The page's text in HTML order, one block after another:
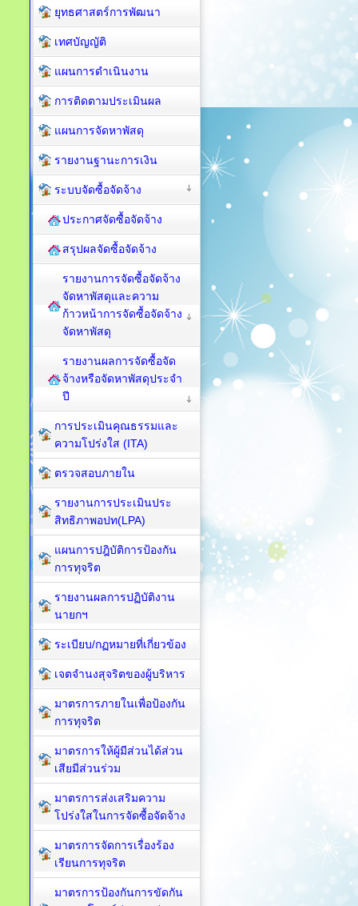
ยุทธศาสตร์การพัฒนา
เทศบัญญัติ
แผนการดำเนินงาน
การติดตามประเมินผล
แผนการจัดหาพัสดุ
รายงานฐานะการเงิน
ระบบจัดซื้อจัดจ้าง
ประกาศจัดซื้อจัดจ้าง
สรุปผลจัดซื้อจัดจ้าง
รายงานการจัดซื้อจัดจ้าง
จัดหาพัสดุและความ
ก้าวหน้าการจัดซื้อจัดจ้าง
จัดหาพัสดุ
รายงานผลการจัดซื้อจัด
จ้างหรือจัดหาพัสดุประจำ
ปี
การประเมินคุณธรรมและ
ความโปร่งใส (ITA)
ตรวจสอบภายใน
รายงานการประเมินประ
สิทธิภาพอปท(LPA)
แผนการปฎิบัติการป้องกัน
การทุจริต
รายงานผลการปฏิบัติงาน
นายกฯ
ระเบียบ/กฏหมายที่เกี่ยวข้อง
เจตจำนงสุจริตของผู้บริหาร
มาตรการภายในเพื่อป้องกัน
การทุจริต​
มาตรการให้ผู้มีส่วนได้ส่วน
เสียมีส่วนร่วม
มาตรการส่งเสริมความ
โปร่งใสในการจัดซื้อจัดจ้าง
มาตรการจัดการเรื่องร้อง
เรียนการทุจริต
มาตรการป้องกันการขัดกัน